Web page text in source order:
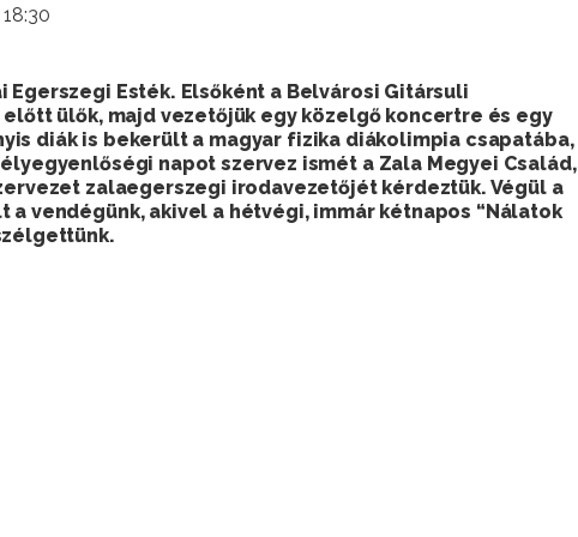
Esték. Elsőként a Belvárosi Gitársuli
ülők, majd vezetőjük egy közelgő koncertre és egy
diák is bekerült a magyar fizika diákolimpia csapatába,
napot szervez ismét a Zala Megyei Család,
zalaegerszegi irodavezetőjét kérdeztük. Végül a
vendégünk, akivel a hétvégi, immár kétnapos “Nálatok